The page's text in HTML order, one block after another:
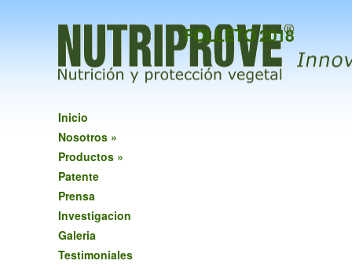
FOLLETO 2018
Inicio
Nosotros »
Productos »
Patente
Prensa
Investigacion
Galeria
Testimoniales